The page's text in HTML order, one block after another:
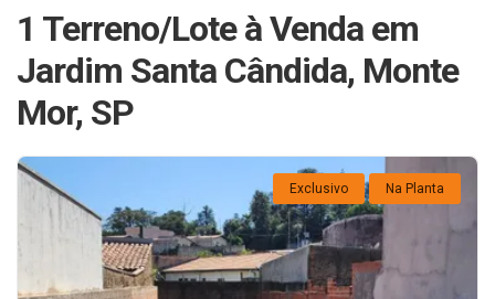
1 Terreno/Lote à Venda em
Jardim Santa Cândida, Monte
Mor, SP
Exclusivo Na Planta